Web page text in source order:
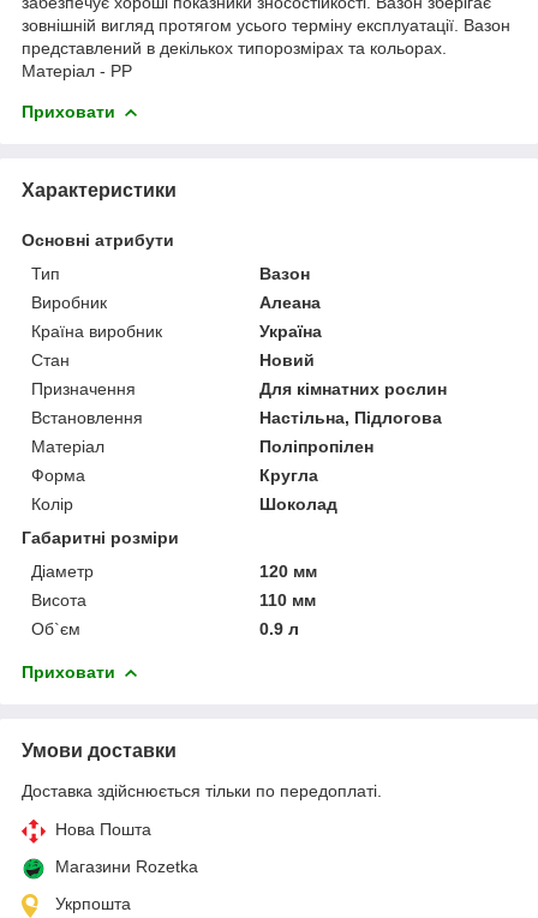
зовнішній вигляд протягом усього терміну експлуатації. Вазон
представлений в декількох типорозмірах та кольорах.
Матеріал - PP
Приховати
Характеристики
Основні атрибути
Тип
Вазон
Виробник
Алеана
Країна виробник
Україна
Стан
Новий
Призначення
Для кімнатних рослин
Встановлення
Настільна, Підлогова
Матеріал
Поліпропілен
Форма
Кругла
Колір
Шоколад
Габаритні розміри
Діаметр
120 мм
Висота
110 мм
Об`єм
0.9 л
Приховати
Умови доставки
Доставка здійснюється тільки по передоплаті.
Нова Пошта
Магазини Rozetka
Укрпошта